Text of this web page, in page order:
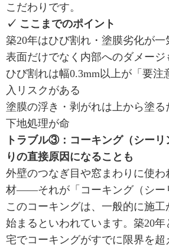
こだわりです。
✓ ここまでのポイント
築20年はひび割れ・塗膜劣化が
表面だけでなく内部へのダメージ
ひび割れは幅0.3mm以上が「要
入リスクがある
塗膜の浮き・剥がれは上から塗
下地処理が命
トラブル③：コーキング（シー
りの直接原因になることも
外壁のつなぎ目や窓まわりに使
材——それが「コーキング（シー
このコーキングは、一般的に施工
始まるといわれています。築20
宅でコーキングがすでに限界を